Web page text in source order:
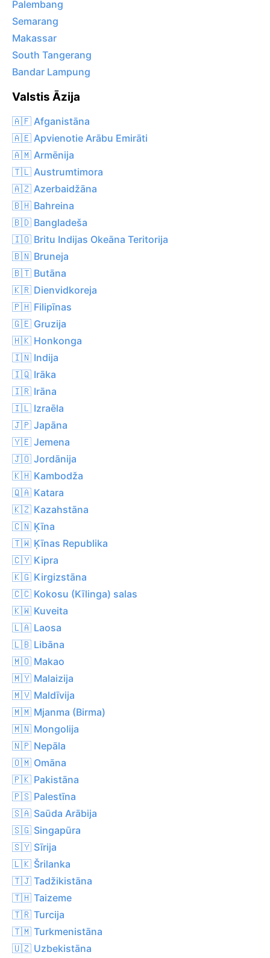
Palembang
Semarang
Makassar
South Tangerang
Bandar Lampung
Valstis Āzija
🇦🇫 Afganistāna
🇦🇪 Apvienotie Arābu Emirāti
🇦🇲 Armēnija
🇹🇱 Austrumtimora
🇦🇿 Azerbaidžāna
🇧🇭 Bahreina
🇧🇩 Bangladeša
🇮🇴 Britu Indijas Okeāna Teritorija
🇧🇳 Bruneja
🇧🇹 Butāna
🇰🇷 Dienvidkoreja
🇵🇭 Filipīnas
🇬🇪 Gruzija
🇭🇰 Honkonga
🇮🇳 Indija
🇮🇶 Irāka
🇮🇷 Irāna
🇮🇱 Izraēla
🇯🇵 Japāna
🇾🇪 Jemena
🇯🇴 Jordānija
🇰🇭 Kambodža
🇶🇦 Katara
🇰🇿 Kazahstāna
🇨🇳 Ķīna
🇹🇼 Ķīnas Republika
🇨🇾 Kipra
🇰🇬 Kirgizstāna
🇨🇨 Kokosu (Kīlinga) salas
🇰🇼 Kuveita
🇱🇦 Laosa
🇱🇧 Libāna
🇲🇴 Makao
🇲🇾 Malaizija
🇲🇻 Maldīvija
🇲🇲 Mjanma (Birma)
🇲🇳 Mongolija
🇳🇵 Nepāla
🇴🇲 Omāna
🇵🇰 Pakistāna
🇵🇸 Palestīna
🇸🇦 Saūda Arābija
🇸🇬 Singapūra
🇸🇾 Sīrija
🇱🇰 Šrilanka
🇹🇯 Tadžikistāna
🇹🇭 Taizeme
🇹🇷 Turcija
🇹🇲 Turkmenistāna
🇺🇿 Uzbekistāna